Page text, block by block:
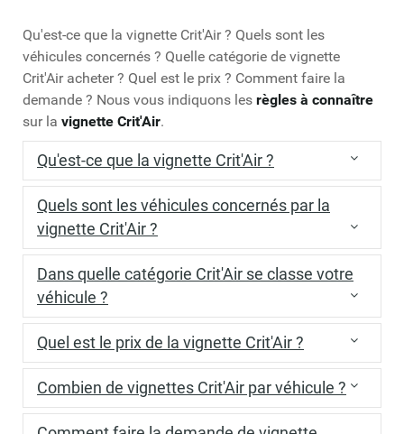
Qu'est-ce que la vignette Crit'Air ? Quels sont les
véhicules concernés ? Quelle catégorie de vignette
Crit'Air acheter ? Quel est le prix ? Comment faire la
demande ? Nous vous indiquons les règles à connaître
sur la vignette Crit'Air.
Qu'est-ce que la vignette Crit'Air ?
Lavignette Crit'Airindique leniveau de pollution
véhicule
Il y a6 vignettes: plus le numéro de la vignette est
élevé, plus le véhicule pollue.
Quels sont les véhicules concernés par la
vignette Crit'Air ?
Tous les véhiculesdoivent avoir unevignette
Crit'Air
: voiture
La vignette Crit'Air doit êtrecolléede manière
visiblesur levéhicule.
Dans quelle catégorie Crit'Air se classe votre
véhicule ?
La vignette Crit'Airdépend des critères suivants
Type de véhicule:voiture,utilitaire léger, moto,
scooter,
poids-lourd
...
Type d'énergie ou de carburant: électrique, diesel,
Quel est le prix de la vignette Crit'Air ?
Le prix de la vignette Crit'Air est de3,72 €frais de
port inclus pour un envoi en France.
Combien de vignettes Crit'Air par véhicule ?
Il y aune seule vignette Crit'Air par véhicule.